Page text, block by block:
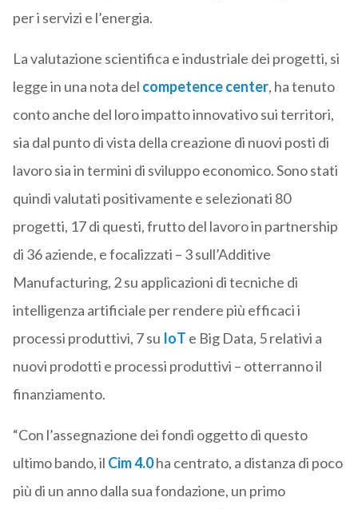
per i servizi e l’energia.
La valutazione scientifica e industriale dei progetti, si
legge in una nota del competence center, ha tenuto
conto anche del loro impatto innovativo sui territori,
sia dal punto di vista della creazione di nuovi posti di
lavoro sia in termini di sviluppo economico. Sono stati
quindi valutati positivamente e selezionati 80
progetti, 17 di questi, frutto del lavoro in partnership
di 36 aziende, e focalizzati – 3 sull’Additive
Manufacturing, 2 su applicazioni di tecniche di
intelligenza artificiale per rendere più efficaci i
processi produttivi, 7 su IoT e Big Data, 5 relativi a
nuovi prodotti e processi produttivi – otterranno il
finanziamento.
“Con l’assegnazione dei fondi oggetto di questo
ultimo bando, il Cim 4.0ha centrato, a distanza di poco
più di un anno dalla sua fondazione, un primo